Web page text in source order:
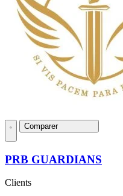
Comparer
PRB GUARDIANS
Clients